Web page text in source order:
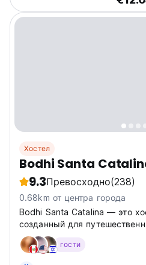
Хостел
Bodhi Santa
9.3Превосходно(238)
0.68km от центра города
Bodhi Santa Catalina — это
созданный для
в нескольких минутах
серфинга.гости